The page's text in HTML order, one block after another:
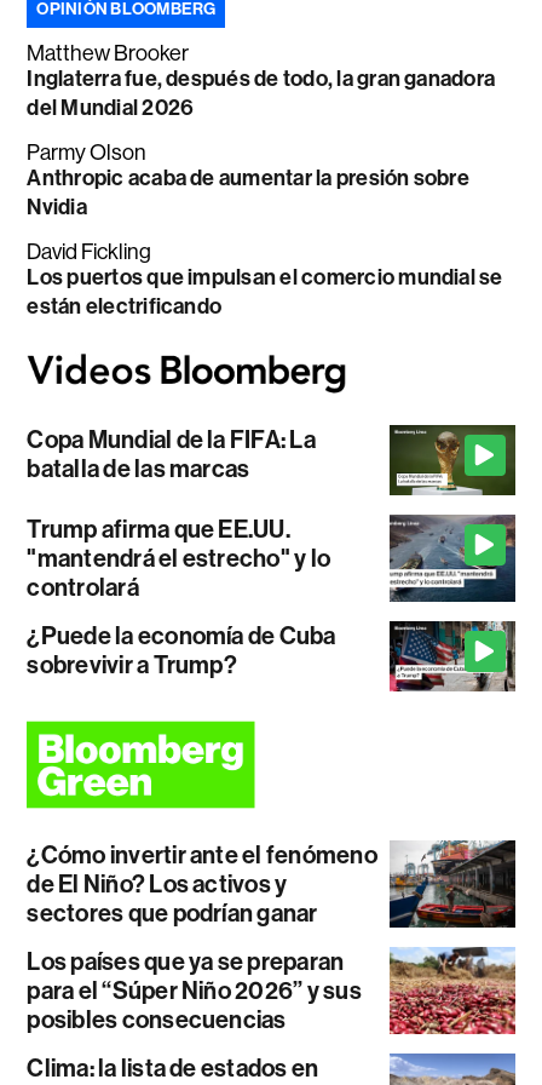
OPINIÓN BLOOMBERG
Matthew Brooker
Inglaterra fue, después de todo, la gran ganadora
del Mundial 2026
Parmy Olson
Anthropic acaba de aumentar la presión sobre
Nvidia
David Fickling
Los puertos que impulsan el comercio mundial se
están electrificando
Copa Mundial de la FIFA: La
batalla de las marcas
Trump afirma que EE.UU.
"mantendrá el estrecho" y lo
controlará
¿Puede la economía de Cuba
sobrevivir a Trump?
¿Cómo invertir ante el fenómeno
de El Niño? Los activos y
sectores que podrían ganar
Los países que ya se preparan
para el “Súper Niño 2026” y sus
posibles consecuencias
Clima: la lista de estados en